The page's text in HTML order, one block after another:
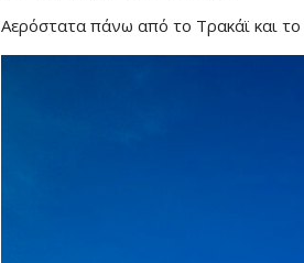
Αερόστατα πάνω από το Τρακάϊ και το